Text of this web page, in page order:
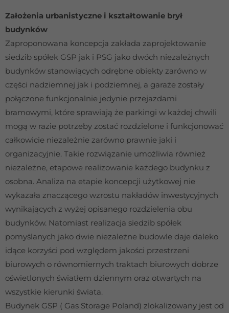
Założenia urbanistyczne i kształtowanie brył
budynków
Zaproponowana koncepcja zakłada zaprojektowanie
siedzib spółek GSP jak i PSG jako dwóch niezależnych
budynków stanowiących odrębne obiekty zarówno w
części nadziemnej jak i podziemnej, a garaże zostały
połączone funkcjonalnie jedynie przejazdami
bramowymi, które sprawiają że parkingi w każdej chwili
mogą w razie potrzeby zostać rozdzielone i funkcjonować
całkowicie niezależnie zarówno prawnie jaki i
organizacyjnie. Takie rozwiązanie umożliwia również
niezależne, etapowe realizowanie każdego budynku z
osobna. Analiza na etapie koncepcji użytkowej nie
wykazała znaczącego wzrostu nakładów inwestycyjnych
wynikających z wyżej opisanego rozdzielenia obu
budynków. Natomiast realizacja siedzib spółek
pomyślanych jako dwie niezależne budowle daje daleko
idące korzyści pod względem jakości przestrzeni
biurowych o równomiernych traktach biurowych dobrze
oświetlonych światłem dziennym oraz otwartych na
wszystkie kierunki świata.
Budynek GSP ( Gas Storage Poland) zlokalizowany jest od
Konieczne
Te pliki cookie
nie są
one potrzebne
do
strony